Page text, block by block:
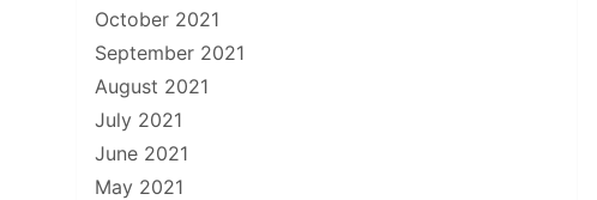
October 2021
September 2021
August 2021
July 2021
June 2021
May 2021